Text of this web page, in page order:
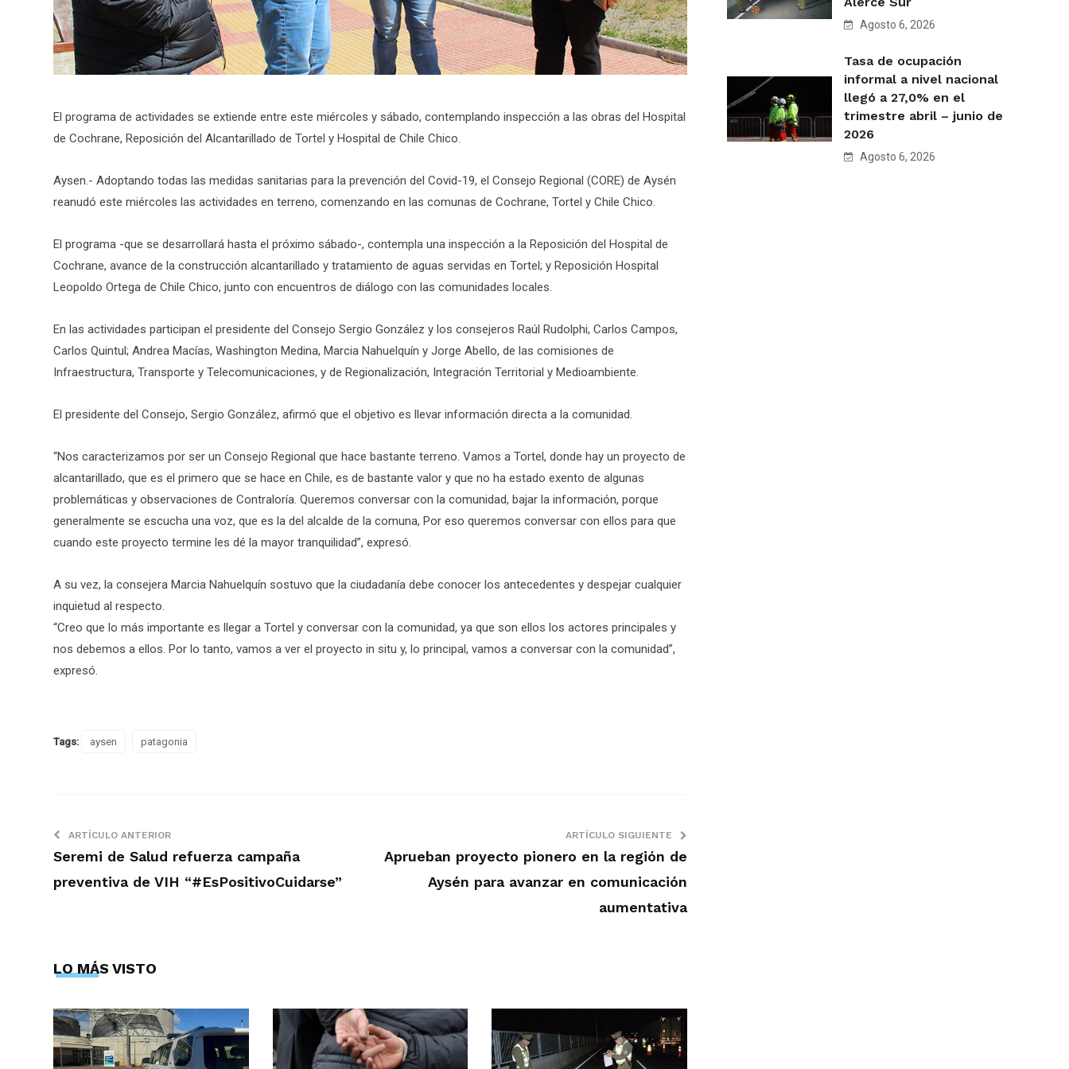
El programa de actividades se extiende entre este miércoles y sábado, contemplando inspección a las obras del Hospital
de Cochrane, Reposición del Alcantarillado de Tortel y Hospital de Chile Chico.
Aysen.- Adoptando todas las medidas sanitarias para la prevención del Covid-19, el Consejo Regional (CORE) de Aysén
reanudó este miércoles las actividades en terreno, comenzando en las comunas de Cochrane, Tortel y Chile Chico.
El programa -que se desarrollará hasta el próximo sábado-, contempla una inspección a la Reposición del Hospital de
Cochrane, avance de la construcción alcantarillado y tratamiento de aguas servidas en Tortel; y Reposición Hospital
Leopoldo Ortega de Chile Chico, junto con encuentros de diálogo con las comunidades locales.
En las actividades participan el presidente del Consejo Sergio González y los consejeros Raúl Rudolphi, Carlos Campos,
Carlos Quintul; Andrea Macías, Washington Medina, Marcia Nahuelquín y Jorge Abello, de las comisiones de
Infraestructura, Transporte y Telecomunicaciones, y de Regionalización, Integración Territorial y Medioambiente.
El presidente del Consejo, Sergio González, afirmó que el objetivo es llevar información directa a la comunidad.
“Nos caracterizamos por ser un Consejo Regional que hace bastante terreno. Vamos a Tortel, donde hay un proyecto de
alcantarillado, que es el primero que se hace en Chile, es de bastante valor y que no ha estado exento de algunas
problemáticas y observaciones de Contraloría. Queremos conversar con la comunidad, bajar la información, porque
generalmente se escucha una voz, que es la del alcalde de la comuna, Por eso queremos conversar con ellos para que
cuando este proyecto termine les dé la mayor tranquilidad”, expresó.
A su vez, la consejera Marcia Nahuelquín sostuvo que la ciudadanía debe conocer los antecedentes y despejar cualquier
inquietud al respecto.
“Creo que lo más importante es llegar a Tortel y conversar con la comunidad, ya que son ellos los actores principales y
nos debemos a ellos. Por lo tanto, vamos a ver el proyecto in situ y, lo principal, vamos a conversar con la comunidad”,
expresó.
Tags: aysen patagonia
ARTÍCULO ANTERIOR
Seremi de Salud refuerza campaña
preventiva de VIH “#EsPositivoCuidarse”
ARTÍCULO SIGUIENTE
Aprueban proyecto pionero en la región de
Aysén para avanzar en comunicación
aumentativa
LO MÁS VISTO
Agosto 6, 2026
Tasa de ocupación
informal a nivel nacional
llegó a 27,0% en el
trimestre abril – junio de
2026
Agosto 6, 2026